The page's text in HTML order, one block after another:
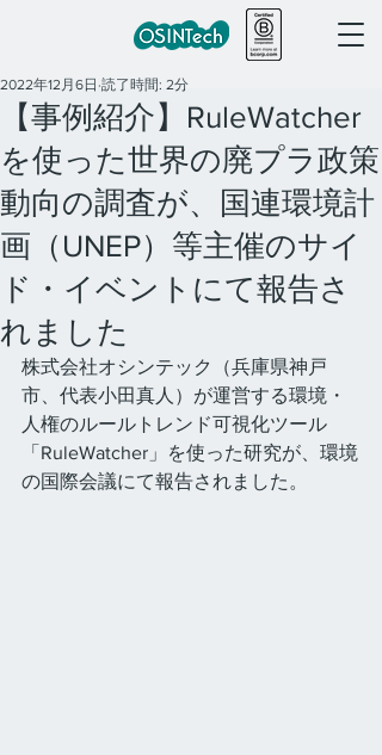
【事例紹介】RuleWatcher
を使った世界の廃プラ政策
動向の調査が、国連環境計
画（UNEP）等主催のサイ
ド・イベントにて報告さ
れました
2022年12月6日 読了時間: 2分
株式会社オシンテック（兵庫県神戸
市、代表小田真人）が運営する環境・
人権のルールトレンド可視化ツール
「RuleWatcher」を使った研究が、環境
の国際会議にて報告されました。